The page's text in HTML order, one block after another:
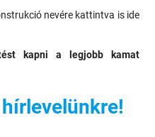
nevére kattintva is ide
kapni a legjobb kamat